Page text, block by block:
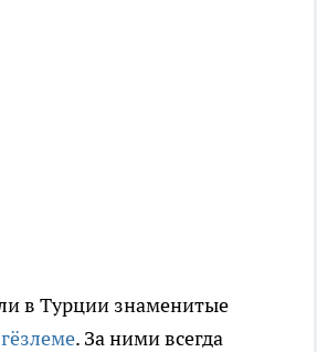
в Турции знаменитые
гёзлеме. За ними всегда